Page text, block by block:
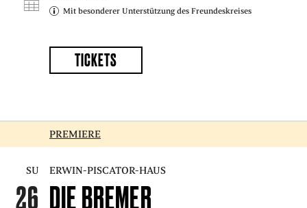
Mit besonderer Unterstützung des Freundeskreises
TICKETS
PREMIERE
SU
26
ERWIN-PISCATOR-HAUS
DIE BREMER